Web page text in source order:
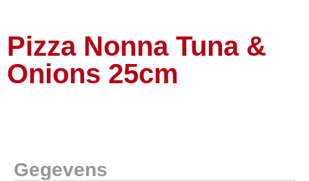
Pizza Nonna Tuna &
Onions 25cm
Gegevens